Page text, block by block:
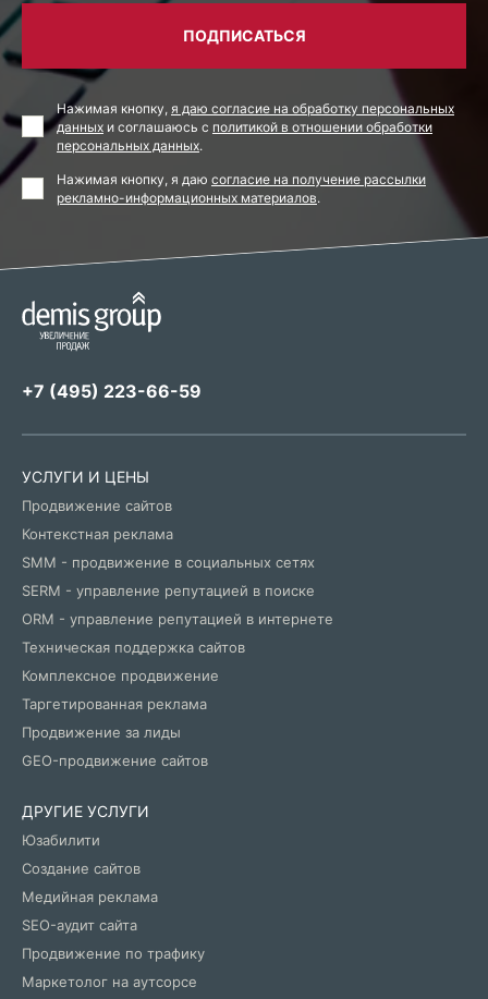
ПОДПИСАТЬСЯ
Нажимая кнопку, я даю согласие на обработку персональных
данных и соглашаюсь с политикой в отношении обработки
персональных данных.
Нажимая кнопку, я даю согласие на получение рассылки
рекламно-информационных материалов.
+7 (495) 223-66-59
УСЛУГИ И ЦЕНЫ
Продвижение сайтов
Контекстная реклама
SMM - продвижение в социальных сетях
SERM - управление репутацией в поиске
ORM - управление репутацией в интернете
Техническая поддержка сайтов
Комплексное продвижение
Таргетированная реклама
Продвижение за лиды
GEO-продвижение сайтов
ДРУГИЕ УСЛУГИ
Юзабилити
Создание сайтов
Медийная реклама
SEO-аудит сайта
Продвижение по трафику
Маркетолог на аутсорсе